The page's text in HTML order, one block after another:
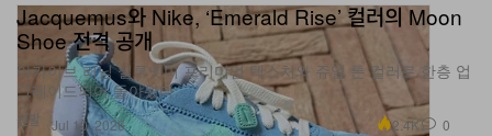
신발
Jacquemus와 Nike, ‘Emerald Rise’ 컬러의 Moon
Shoe 전격 공개
아카이브 러닝 실루엣이 프리미엄 텍스처와 쥬얼 톤 컬러로 한층 업
그레이드되어 돌아왔다.
Jul 10, 2026 2.4K 0